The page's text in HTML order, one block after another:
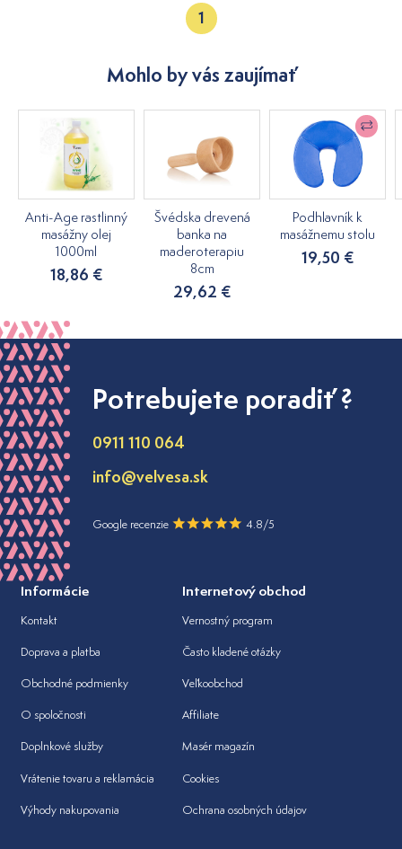
1
Mohlo by vás zaujímať
Anti-Age rastlinný
masážny olej
1000ml
18,86 €
Švédska drevená
banka na
maderoterapiu
8cm
29,62 €
Podhlavník k
masážnemu stolu
19,50 €
Potrebujete poradiť ?
0911 110 064
info@velvesa.sk
Google recenzie 4.8/5
Informácie
Kontakt
Doprava a platba
Obchodné podmienky
O spoločnosti
Doplnkové služby
Vrátenie tovaru a reklamácia
Výhody nakupovania
Internetový obchod
Vernostný program
Často kladené otázky
Veľkoobchod
Affiliate
Masér magazín
Cookies
Ochrana osobných údajov